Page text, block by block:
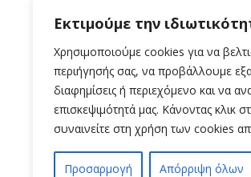
Εκτιμούμε την
Χρησιμοποιούμε cookies για να
περιήγησής σας, να προβάλλουμε
διαφημίσεις ή περιεχόμενο και να
επισκεψιμότητά μας. Κάνοντας
συναινείτε στη χρήση των cookies
Προσαρμογή Απόρριψη όλων
αργίλου
Uncategorized
Read More